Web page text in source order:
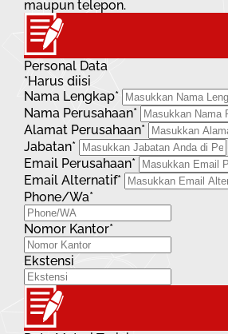
maupun telepon.
Personal Data
*Harus diisi
Nama Lengkap*
Nama Perusahaan*
Alamat Perusahaan*
Jabatan*
Email Perusahaan*
Email Alternatif*
Phone/Wa*
Nomor Kantor*
Ekstensi